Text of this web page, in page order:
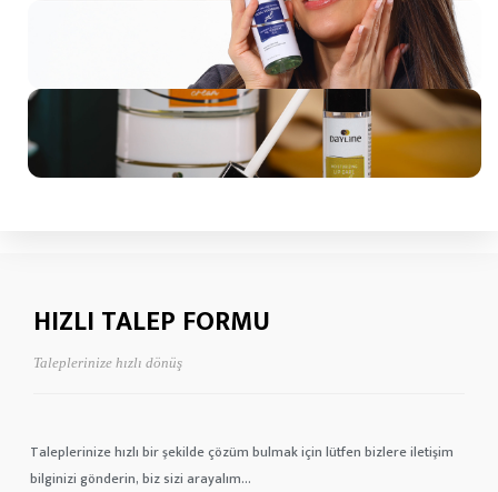
Teklif AL
Konsept Ürün Çekimi
Teklif Al
HIZLI TALEP FORMU
Taleplerinize hızlı dönüş
Taleplerinize hızlı bir şekilde çözüm bulmak için lütfen bizlere iletişim
bilginizi gönderin, biz sizi arayalım...